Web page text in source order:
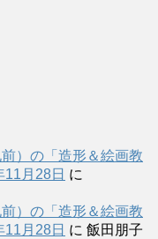
）の「造形＆絵画教
月28日 に
）の「造形＆絵画教
月28日 に 飯田朋子